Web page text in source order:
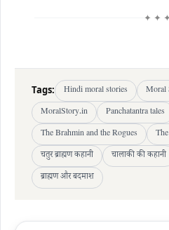
✦ ✦
Tags: Hindi moral stories
Moral
MoralStory.in
Panchatantra tales
The Brahmin and the Rogues
चतुर ब्राह्मण कहानी
चालाकी की कहानी
ब्राह्मण और बदमाश